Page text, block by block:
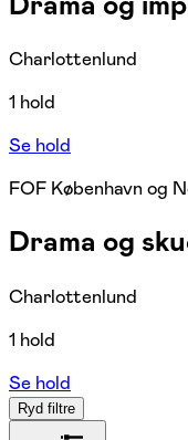
Charlottenlund
1 hold
Se hold
FOF København og
Drama og
Charlottenlund
1 hold
Se hold
Ryd filtre